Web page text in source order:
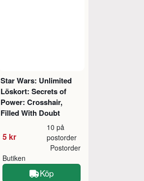
Star Wars: Unlimited
Löskort: Secrets of
Power: Crosshair,
Filled With Doubt
5 kr
10 på
postorder
Butiken
Postorder
Köp